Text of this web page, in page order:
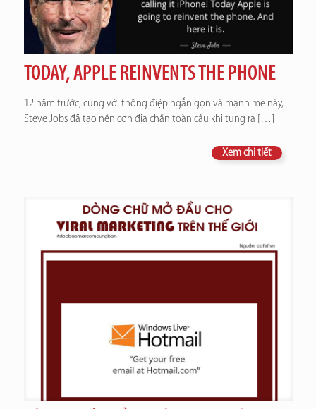
TODAY, APPLE REINVENTS THE PHONE
12 năm trước, cùng với thông điệp ngắn gọn và mạnh mẽ này,
Steve Jobs đã tạo nên cơn địa chấn toàn cầu khi tung ra […]
Xem chi tiết